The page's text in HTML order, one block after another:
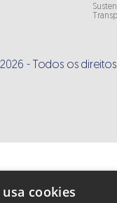
- Todos os
cookies